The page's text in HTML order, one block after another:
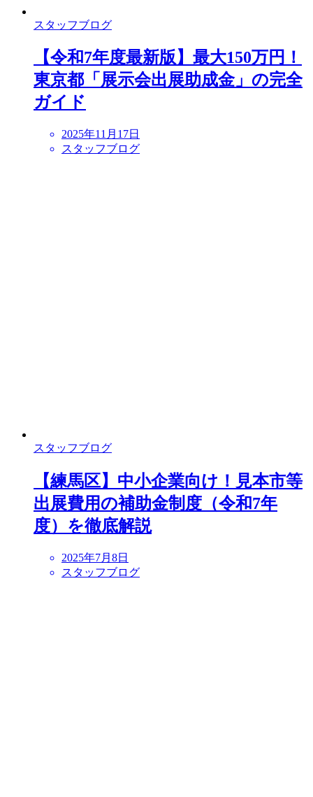
スタッフブログ
【令和7年度最新版】最大150万円！
東京都「展示会出展助成金」の完全
ガイド
2025年11月17日
スタッフブログ
スタッフブログ
【練馬区】中小企業向け！見本市等
出展費用の補助金制度（令和7年
度）を徹底解説
2025年7月8日
スタッフブログ